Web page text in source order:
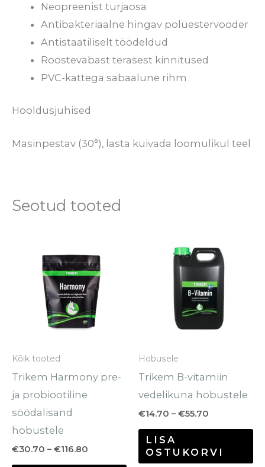
Neopreenist turjaosa
Antibakteriaalne hingav polüestervooder
Antistaatiliselt töödeldud
Roostevabast terasest kinnitused
PVC-kattega sabaalune rihm
Hooldusjuhised
Masinpestav (30°), lasta kuivada loomulikul teel
Seotud tooted
Kõik tooted
Trikem Harmony pre-
ja probiootiline
söödalisand
hobustele
€30.70 – €116.80
kuni
€116.80
teha
tootelehel.
Hobusele
Trikem B-vitamiin
vedelikuna hobustele
€14.70 – €55.70
€14.70
kuni
€55.70
LISA
OSTUKORVI